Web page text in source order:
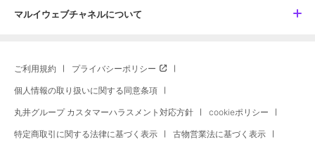
マルイウェブチャネルについて
ご利用規約 プライバシーポリシー
個人情報の取り扱いに関する同意条項
丸井グループ カスタマーハラスメント対応方針 cookieポリシー
特定商取引に関する法律に基づく表示 古物営業法に基づく表示